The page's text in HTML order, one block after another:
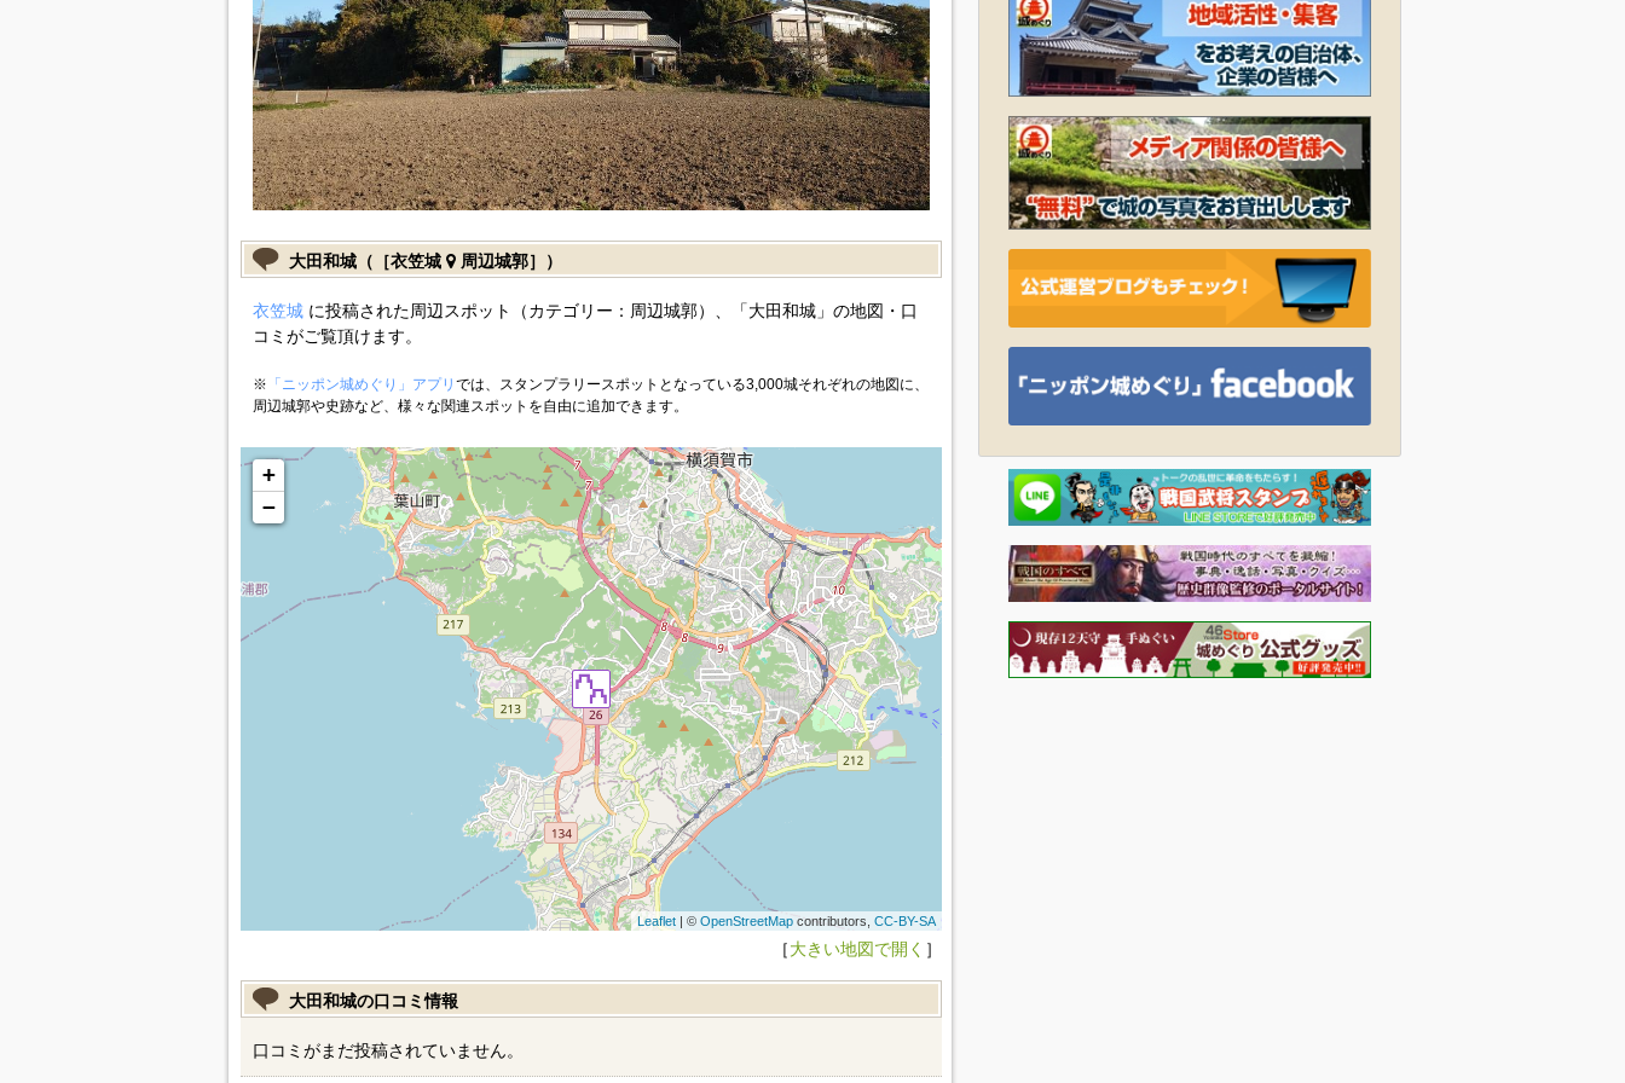
大田和城（［衣笠城 周辺城郭］）
衣笠城に投稿された周辺スポット（カテゴリー：周辺城郭）、「大田和城」の地図・口
コミがご覧頂けます。
※ 「ニッポン城めぐり」アプリ では、スタンプラリースポットとなっている3,000城それぞれの地図に、
周辺城郭や史跡など、様々な関連スポットを自由に追加できます。
+
−
Leaflet| © OpenStreetMapcontributors, CC-BY-SA
［大きい地図で開く ］
大田和城の口コミ情報
口コミがまだ投稿されていません。